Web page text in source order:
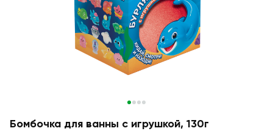
Бомбочка для ванны с игрушкой, 130г